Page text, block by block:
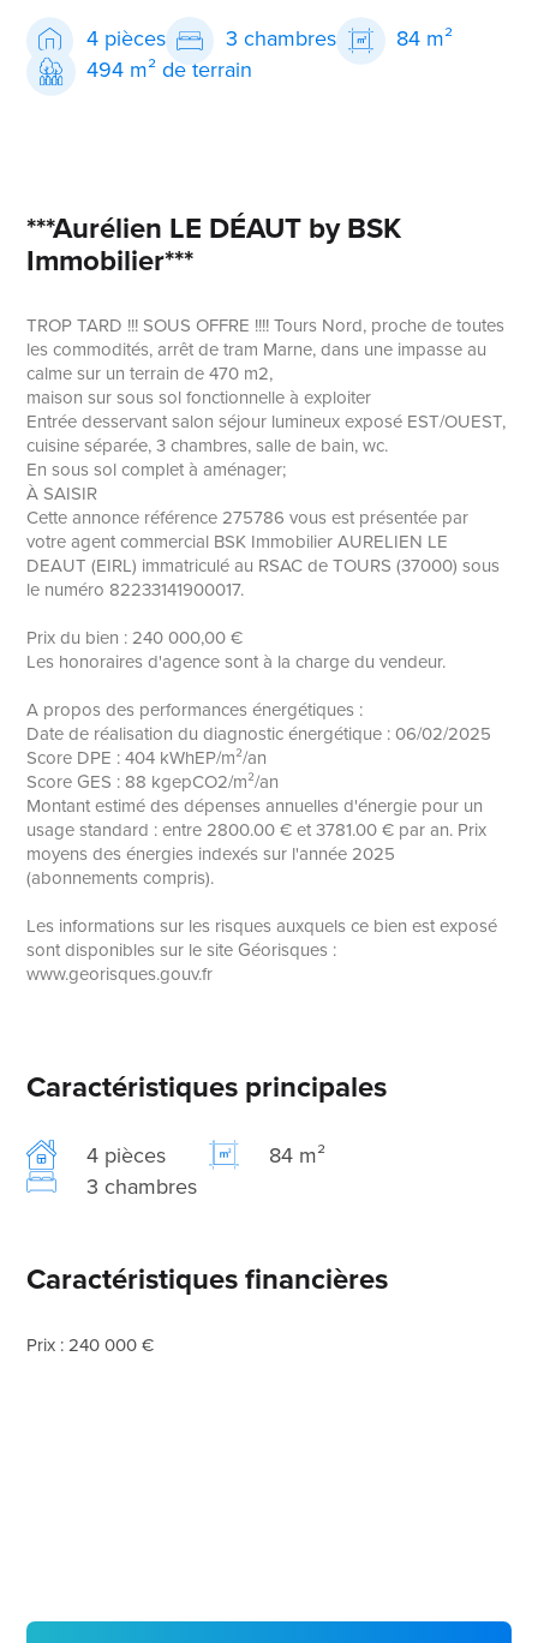
4 pièces 3 chambres
84 m²
494 m² de terrain
***Aurélien LE DÉAUT by BSK
Immobilier***
TROP TARD !!! SOUS OFFRE !!!! Tours Nord, proche de toutes
les commodités, arrêt de tram Marne, dans une impasse au
calme sur un terrain de 470 m2,
maison sur sous sol fonctionnelle à exploiter
Entrée desservant salon séjour lumineux exposé EST/OUEST,
cuisine séparée, 3 chambres, salle de bain, wc.
En sous sol complet à aménager;
À SAISIR
Cette annonce référence 275786 vous est présentée par
votre agent commercial BSK Immobilier AURELIEN LE
DEAUT (EIRL) immatriculé au RSAC de TOURS (37000) sous
le numéro 82233141900017.
Prix du bien : 240 000,00 €
Les honoraires d'agence sont à la charge du vendeur.
A propos des performances énergétiques :
Date de réalisation du diagnostic énergétique : 06/02/2025
Score DPE : 404 kWhEP/m²/an
Score GES : 88 kgepCO2/m²/an
Montant estimé des dépenses annuelles d'énergie pour un
usage standard : entre 2800.00 € et 3781.00 € par an. Prix
moyens des énergies indexés sur l'année 2025
(abonnements compris).
Les informations sur les risques auxquels ce bien est exposé
sont disponibles sur le site Géorisques :
www.georisques.gouv.fr
Caractéristiques principales
4 pièces
84 m²
3 chambres
Caractéristiques financières
Prix : 240 000 €